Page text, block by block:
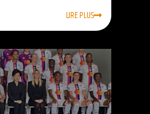
LIRE PLUS